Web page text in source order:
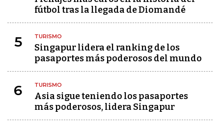
fútbol tras la llegada de Diomandé
5 TURISMO
Singapur lidera el ranking de los
pasaportes más poderosos del mundo
6 TURISMO
Asia sigue teniendo los pasaportes
más poderosos, lidera Singapur